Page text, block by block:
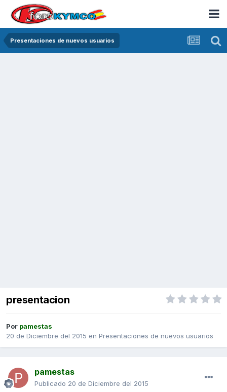
Presentaciones de nuevos usuarios
presentacion
Por pamestas
20 de Diciembre del 2015 en Presentaciones de nuevos usuarios
pamestas
Publicado 20 de Diciembre del 2015